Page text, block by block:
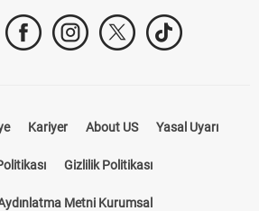
Kariyer About US Yasal Uyarı
Gizlilik Politikası
Metni Kurumsal